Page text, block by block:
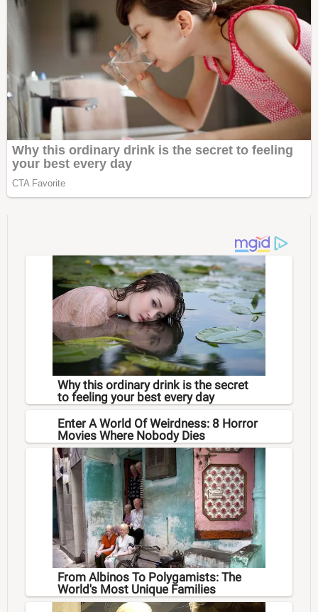
Why this ordinary drink is the secret
to feeling your best every day
Enter A World Of Weirdness: 8 Horror
Movies Where Nobody Dies
From Albinos To Polygamists: The
World's Most Unique Families